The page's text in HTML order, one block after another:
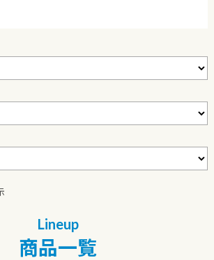
商品一覧